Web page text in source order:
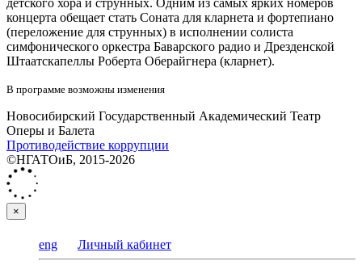
концерта обещает стать Соната для кларнета и фортепиано
(переложение для струнных) в исполнении солиста
симфонического оркестра Баварского радио и Дрезденской
Штаатскапеллы Роберта Оберайгнера (кларнет).
В программе возможны изменения
Новосибирский Государственный Академический Театр
Оперы и Балета
Противодействие коррупции
©НГАТОиБ, 2015-2026
×
eng Личный кабинет